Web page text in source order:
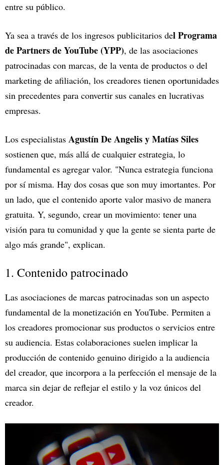
entre su público.
Ya sea a través de los ingresos publicitarios del Programa
de Partners de YouTube (YPP), de las asociaciones
patrocinadas con marcas, de la venta de productos o del
marketing de afiliación, los creadores tienen oportunidades
sin precedentes para convertir sus canales en lucrativas
empresas.
Los especialistas Agustín De Angelis y Matías Siles
sostienen que, más allá de cualquier estrategia, lo
fundamental es agregar valor. "Nunca estrategia funciona
por sí misma. Hay dos cosas que son muy imortantes. Por
un lado, que el contenido aporte valor masivo de manera
gratuita. Y, segundo, crear un movimiento: tener una
visión para tu comunidad y que la gente se sienta parte de
algo más grande", explican.
1. Contenido patrocinado
Las asociaciones de marcas patrocinadas son un aspecto
fundamental de la monetización en YouTube. Permiten a
los creadores promocionar sus productos o servicios entre
su audiencia. Estas colaboraciones suelen implicar la
producción de contenido genuino dirigido a la audiencia
del creador, que incorpora a la perfección el mensaje de la
marca sin dejar de reflejar el estilo y la voz únicos del
creador.